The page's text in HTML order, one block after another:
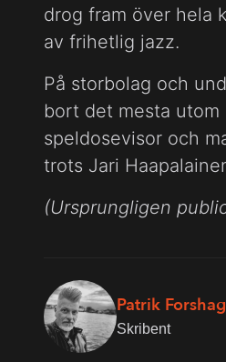
drog fram över hela
av frihetlig jazz.
På storbolag och
bort det mesta utom
speldosevisor och
trots Jari
(Ursprungligen
Patrik
Skribent